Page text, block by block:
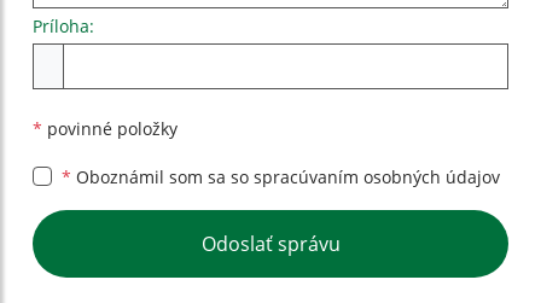
Príloha:
* povinné položky
* Oboznámil som sa so spracúvaním osobných údajov
Google reCaptcha Response
Odoslať správu